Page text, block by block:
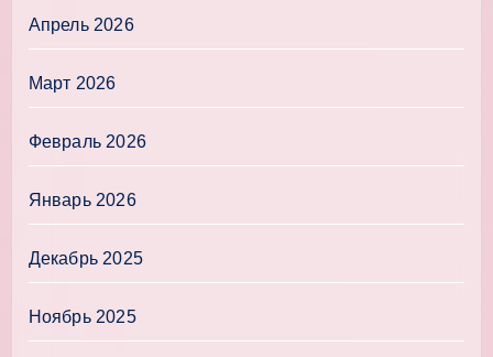
Апрель 2026
Март 2026
Февраль 2026
Январь 2026
Декабрь 2025
Ноябрь 2025